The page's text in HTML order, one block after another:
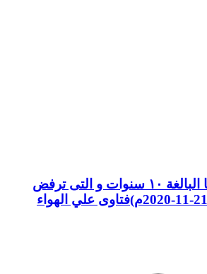
ماذا تفعل تجاه ابنتها البالغة ١٠ سنوات و التى ترفض